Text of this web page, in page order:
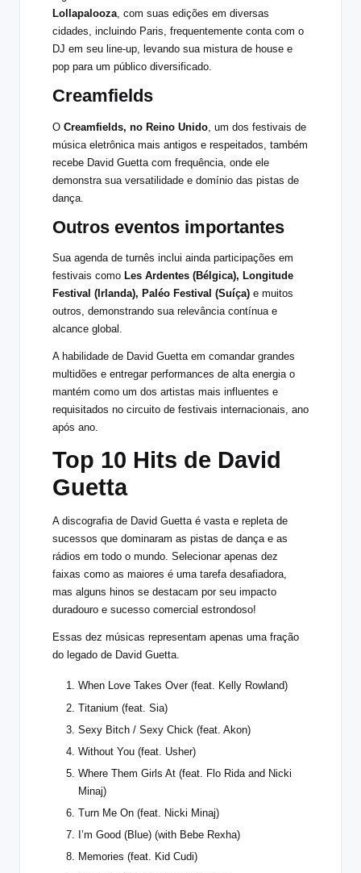
Lollapalooza, com suas edições em diversas
cidades, incluindo Paris, frequentemente conta com o
DJ em seu line-up, levando sua mistura de house e
pop para um público diversificado.
Creamfields
O Creamfields, no Reino Unido , um dos festivais de
música eletrônica mais antigos e respeitados, também
recebe David Guetta com frequência, onde ele
demonstra sua versatilidade e domínio das pistas de
dança.
Outros eventos importantes
Sua agenda de turnês inclui ainda participações em
festivais como Les Ardentes (Bélgica), Longitude
Festival (Irlanda), Paléo Festival (Suíça) e muitos
outros, demonstrando sua relevância contínua e
alcance global.
A habilidade de David Guetta em comandar grandes
multidões e entregar performances de alta energia o
mantém como um dos artistas mais influentes e
requisitados no circuito de festivais internacionais, ano
após ano.
Top 10 Hits de David
Guetta
A discografia de David Guetta é vasta e repleta de
sucessos que dominaram as pistas de dança e as
rádios em todo o mundo. Selecionar apenas dez
faixas como as maiores é uma tarefa desafiadora,
mas alguns hinos se destacam por seu impacto
duradouro e sucesso comercial estrondoso!
Essas dez músicas representam apenas uma fração
do legado de David Guetta.
When Love Takes Over (feat. Kelly Rowland)
Titanium (feat. Sia)
Sexy Bitch / Sexy Chick (feat. Akon)
Without You (feat. Usher)
Where Them Girls At (feat. Flo Rida and Nicki
Minaj)
Turn Me On (feat. Nicki Minaj)
I’m Good (Blue) (with Bebe Rexha)
Memories (feat. Kid Cudi)